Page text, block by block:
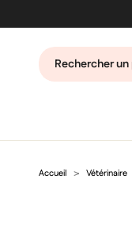
Accueil Vétérinaire